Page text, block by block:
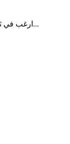
ارغب في ثلاثه جميع الالوان سامسونج نوت 5 دوس...